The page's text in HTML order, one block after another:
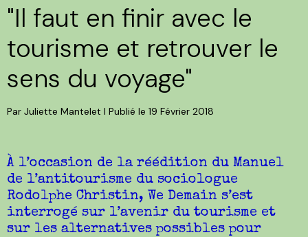
"Il faut en finir avec le
tourisme et retrouver le
sens du voyage"
Par Juliette Mantelet I Publié le 19 Février 2018
À l’occasion de la réédition du Manuel
de l’antitourisme du sociologue
Rodolphe Christin, We Demain s’est
interrogé sur l’avenir du tourisme et
sur les alternatives possibles pour